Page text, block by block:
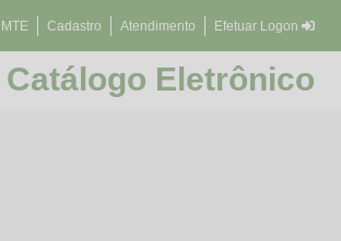
Cadastro Atendimento Efetuar Logon
Catálogo Eletrônico